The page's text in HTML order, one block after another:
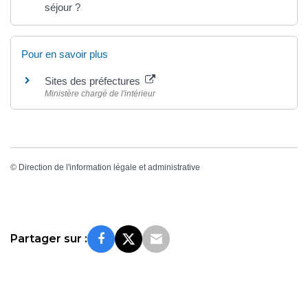
séjour ?
Pour en savoir plus
Sites des préfectures
Ministère chargé de l'intérieur
© Direction de l'information légale et administrative
Partager sur :